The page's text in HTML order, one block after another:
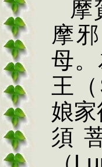
摩
摩
母
王（
娘
須